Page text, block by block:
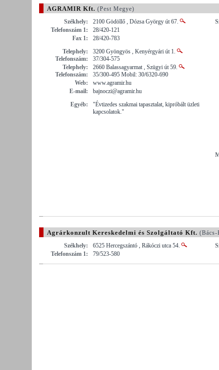
AGRAMIR Kft. (Pest Megye)
Székhely:
2100 Gödöllő , Dózsa György út 67.
Telefonszám 1:
28/420-121
Fax 1:
28/420-783
Telephely:
3200 Gyöngyös , Kenyérgyári út 1.
Telefonszám:
37/304-575
Telephely:
2660 Balassagyarmat , Szügyi út 59.
Telefonszám:
35/300-495 Mobil: 30/6320-690
Web:
www.agramir.hu
E-mail:
bajnoczi@agramir.hu
Egyéb:
"Évtizedes szakmai tapasztalat, kipróbált üzleti
kapcsolatok."
Agrárkonzult Kereskedelmi és Szolgáltató Kft.
Székhely:
6525 Hercegszántó , Rákóczi utca 54.
Telefonszám 1:
79/523-580